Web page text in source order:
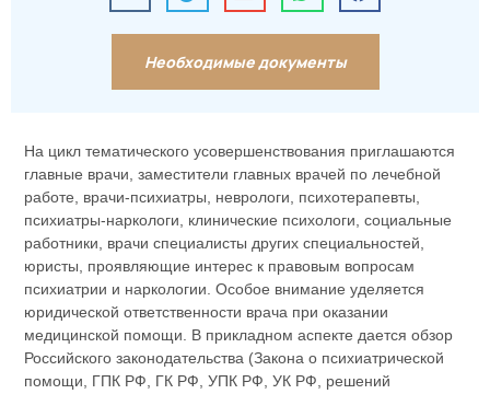
Необходимые документы
На цикл тематического усовершенствования приглашаются
главные врачи, заместители главных врачей по лечебной
работе, врачи-психиатры, неврологи, психотерапевты,
психиатры-наркологи, клинические психологи, социальные
работники, врачи специалисты других специальностей,
юристы, проявляющие интерес к правовым вопросам
психиатрии и наркологии. Особое внимание уделяется
юридической ответственности врача при оказании
медицинской помощи. В прикладном аспекте дается обзор
Российского законодательства (Закона о психиатрической
помощи, ГПК РФ, ГК РФ, УПК РФ, УК РФ, решений